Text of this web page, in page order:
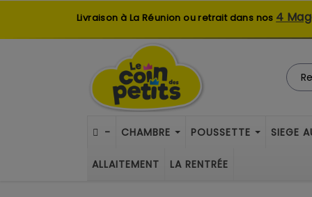
Livraison à La Réunion ou retrait dans nos 4
- CHAMBRE POUSSETTE SIEGE
ALLAITEMENT LA RENTRÉE